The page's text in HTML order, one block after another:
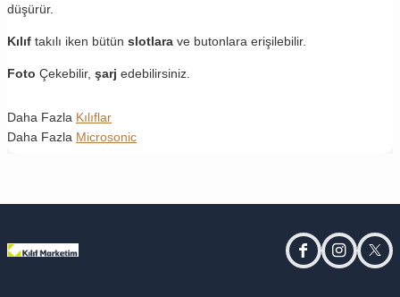
düşürür.
Kılıf takılı iken bütün slotlara ve butonlara erişilebilir.
Foto Çekebilir, şarj edebilirsiniz.
Daha Fazla Kılıflar
Daha Fazla Microsonic
facebookinstagram